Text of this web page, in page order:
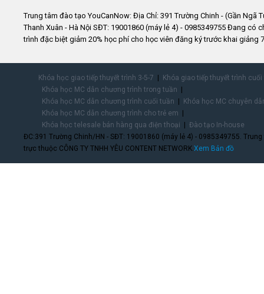
Trung tâm đào tạo YouCanNow: Địa Chỉ: 391 Trường Chinh - (Gần Ngã
Thanh Xuân - Hà Nội SĐT: 19001860 (máy lẻ 4) - 0985349755 Đang có
trình đặc biệt giảm 20% học phí cho học viên đăng ký trước khai giảng
Khóa học giao tiếp thuyết trình 3-5-7
Khóa giao tiếp thuyết trình
Khóa học MC dẫn chương trình trong tuần
Khóa học MC dẫn chương trình cuối tuần
Khóa học MC chuyên
Khóa học MC dẫn chương trình cho trẻ em
Khóa học telesale bán hàng qua điện thoại
Đào tạo In-house
ĐC:391 Trường Chinh/HN - SĐT: 19001860 (máy lẻ 4) - 0985349755.
trực thuộc CÔNG TY TNHH YÊU CONTENT NETWORK.Xem Bản đồ